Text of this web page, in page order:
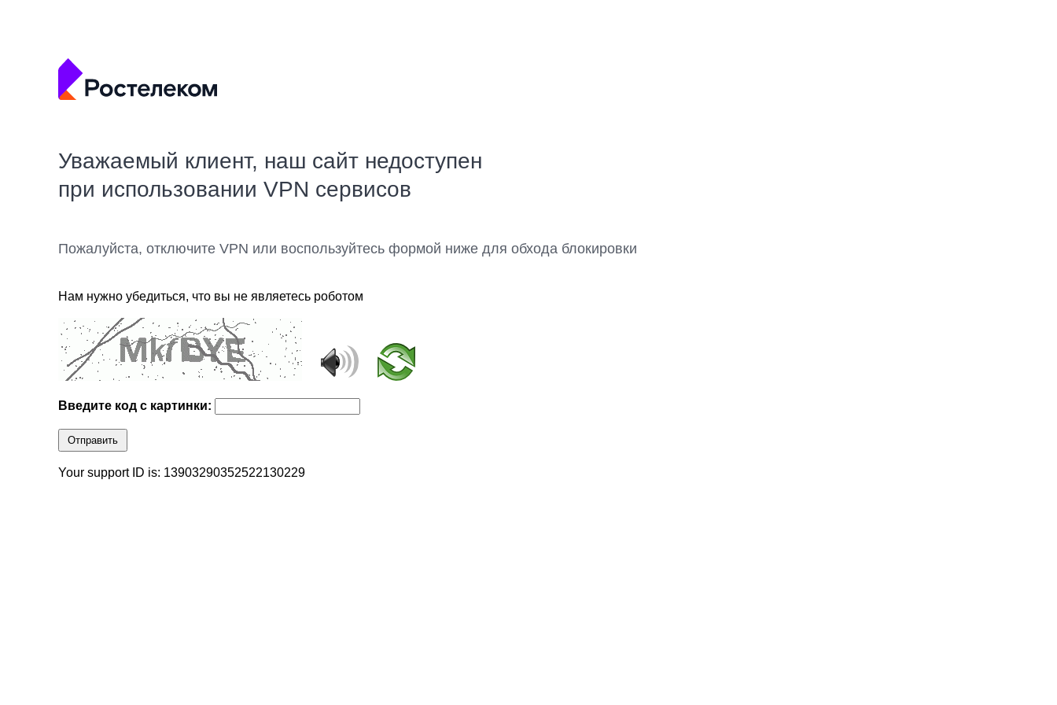
Уважаемый клиент, наш сайт недоступен
при использовании VPN сервисов
Пожалуйста, отключите VPN или воспользуйтесь формой ниже для обхода блокировки
Нам нужно убедиться, что вы не являетесь роботом
Введите код с картинки:
Отправить
Your support ID is: 13903290352522130229